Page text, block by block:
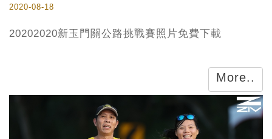
2020-08-18
20202020新玉門關公路挑戰賽照片免費下載
More..